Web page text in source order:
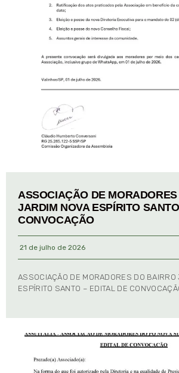
ASSOCIAÇÃO DE
JARDIM NOVA ESPÍRITO
CONVOCAÇÃO
21 de julho de 2026
ASSOCIAÇÃO DE MORADORES DO BAIRRO
ESPÍRITO SANTO – EDITAL DE